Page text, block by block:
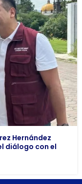
Hernández
diálogo con el